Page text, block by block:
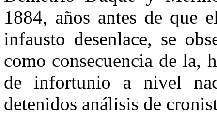
1884, años antes de que
infausto desenlace, se
como consecuencia de la,
de infortunio a nivel
detenidos análisis de